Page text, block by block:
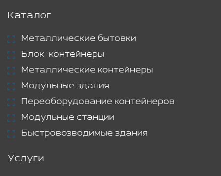
Каталог
Металлические бытовки
Блок-контейнеры
Металлические контейнеры
Модульные здания
Переоборудование контейнеров
Модульные станции
Быстровозводимые здания
Услуги